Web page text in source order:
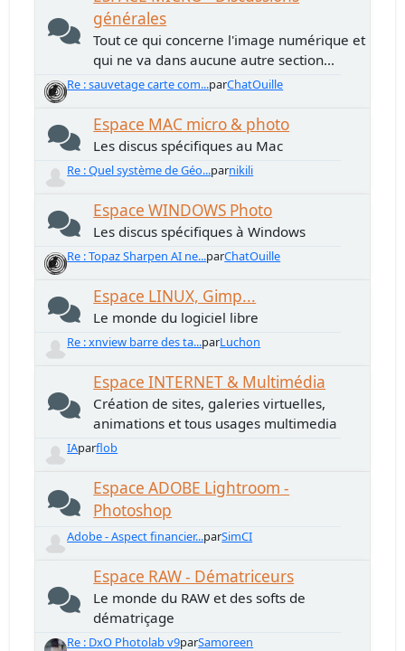
générales
Tout ce qui concerne l'image numérique et
qui ne va dans aucune autre section...
Re : sauvetage carte com...parChatOuille
Espace MAC micro & photo
Les discus spécifiques au Mac
Re : Quel système de Géo...parnikili
Espace WINDOWS Photo
Les discus spécifiques à Windows
Re : Topaz Sharpen AI ne...parChatOuille
Espace LINUX, Gimp...
Le monde du logiciel libre
Re : xnview barre des ta...parLuchon
Espace INTERNET & Multimédia
Création de sites, galeries virtuelles,
animations et tous usages multimedia
IAparflob
Espace ADOBE Lightroom -
Photoshop
Adobe - Aspect financier...parSimCI
Espace RAW - Dématriceurs
Le monde du RAW et des softs de
dématriçage
Re : DxO Photolab v9parSamoreen